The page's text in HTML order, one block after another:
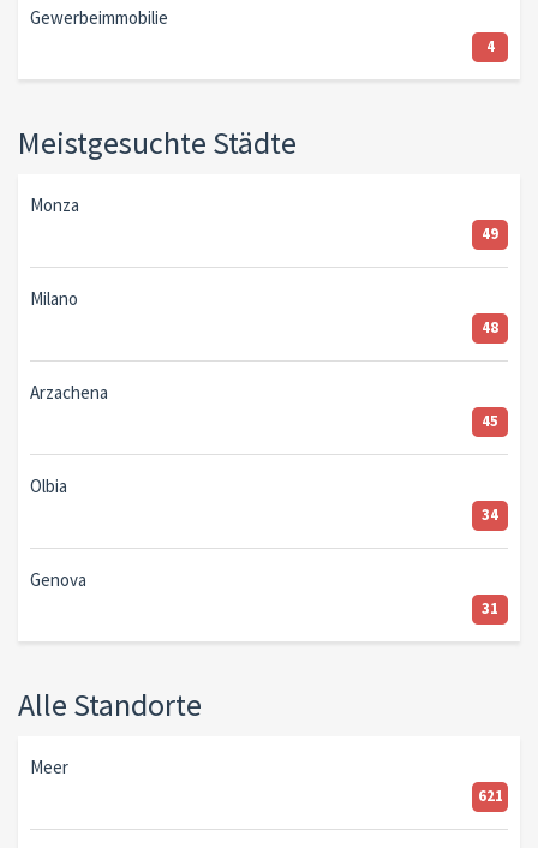
Gewerbeimmobilie
4
Meistgesuchte Städte
Monza
49
Milano
48
Arzachena
45
Olbia
34
Genova
31
Alle Standorte
Meer
621